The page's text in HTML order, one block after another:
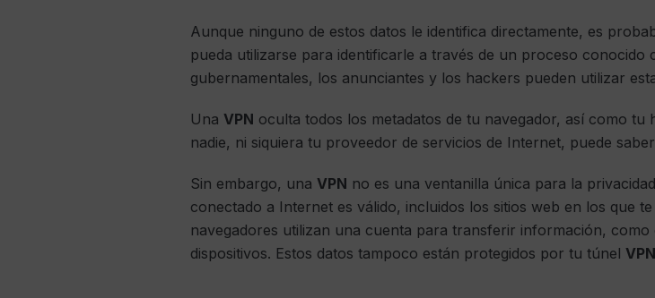
Aunque ninguno de estos datos le identifica directamente, es
pueda utilizarse para identificarle a través de un proceso conocido
gubernamentales, los anunciantes y los hackers pueden utilizar
Una VPN oculta todos los metadatos de tu navegador, así como tu
nadie, ni siquiera tu proveedor de servicios de Internet, puede
Sin embargo, una VPN no es una ventanilla única para la
conectado a Internet es válido, incluidos los sitios web en los que
navegadores utilizan una cuenta para transferir información,
dispositivos. Estos datos tampoco están protegidos por tu túnel VPN